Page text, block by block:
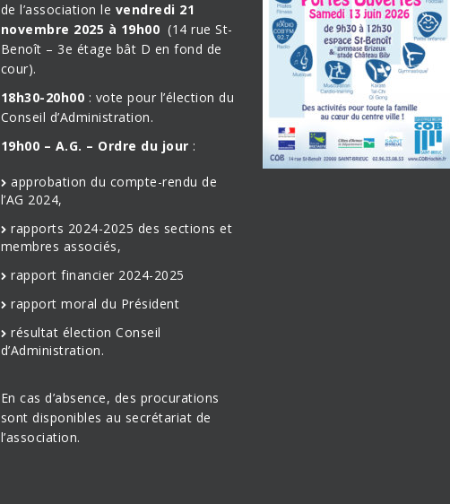
de l’association le vendredi 21
novembre 2025 à 19h00 (14 rue St-
Benoît – 3e étage bât D en fond de
cour).
18h30-20h00 : vote pour l’élection du
Conseil d’Administration.
19h00 – A.G. – Ordre du jour :
approbation du compte-rendu de
l’AG 2024,
rapports 2024-2025 des sections et
membres associés,
rapport financier 2024-2025
rapport moral du Président
résultat élection Conseil
d’Administration.
En cas d’absence, des procurations
sont disponibles au secrétariat de
l’association.